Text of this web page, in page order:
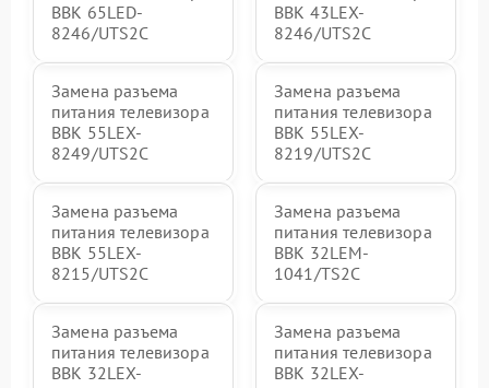
BBK 65LED-
8246/UTS2C
BBK 43LEX-
8246/UTS2C
Замена разъема
питания телевизора
BBK 55LEX-
8249/UTS2C
Замена разъема
питания телевизора
BBK 55LEX-
8219/UTS2C
Замена разъема
питания телевизора
BBK 55LEX-
8215/UTS2C
Замена разъема
питания телевизора
BBK 32LEM-
1041/TS2C
Замена разъема
питания телевизора
BBK 32LEX-
Замена разъема
питания телевизора
BBK 32LEX-